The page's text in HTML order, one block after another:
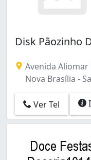
Disk Pãozinho
Avenida Aliomar
Nova Brasília -
Ver Tel